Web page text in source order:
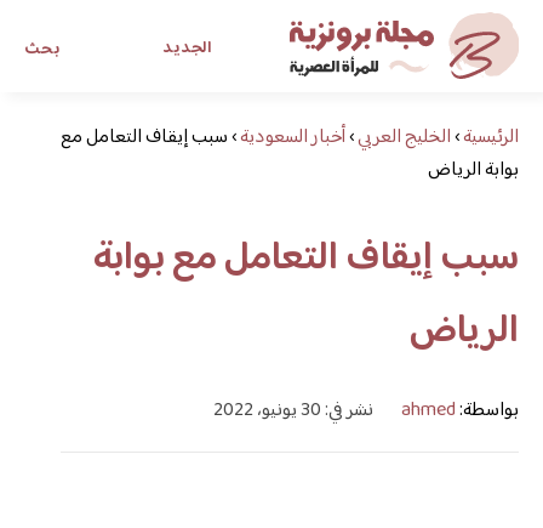
بحث الجديد
مجلة برونزية للفتاة العصريةالرئيسية›الخليج العربي›أخبار السعودية›سبب إيقاف التعامل مع
بوابة الرياض
سبب إيقاف التعامل مع بوابة
الرياض
بواسطة:ahmed نشر في: 30 يونيو، 2022